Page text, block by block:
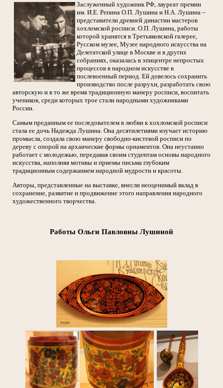
Заслуженный художник РФ, лауреат премии
им. И.Е. Репина О.П. Лушина и Н.А. Лушина –
представители древней династии мастеров
хохломской росписи. О.П. Лушина, работы
которой хранятся в Третьяковской галерее,
Русском музее, Музее народного искусства на
Делегатской улице в Москве и в других
собраниях, оказалась в эпицентре непростых
процессов в народном искусстве в
послевоенный период. Ей довелось сохранить
производство после разрухи, разработать свою
авторскую и в то же время традиционную манеру росписи, воспитать
учеников, среди которых трое стали народными художниками
России.
Самым преданным ее последователем в любви к хохломской росписи
стала ее дочь Надежда Лушина. Она десятилетиями изучает историю
промысла, создала свою манеру свободно-кистевой росписи по
дереву с опорой на архаические формы орнаментов. Она неустанно
работает с молодежью, передавая своим студентам основы народного
искусства, наполняя мотивы и приемы письма глубоким
традиционным содержанием народной мудрости и красоты.
Авторы, представленные на выставке, внесли неоценимый вклад в
сохранение, развитие и продвижение этого направления народного
художественного творчества.
Работы Ольги Павловны Лушиной